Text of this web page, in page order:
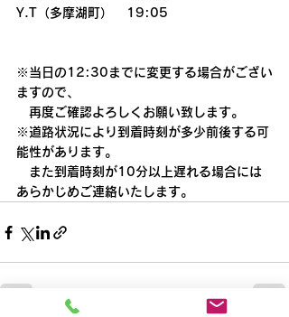
Y.T（多摩湖町）   19:05
※当日の12:30までに変更する場合がござい
ますので、
再度ご確認よろしくお願い致します。
※道路状況により到着時刻が多少前後する可
能性があります。
また到着時刻が10分以上遅れる場合には
あらかじめご連絡いたします。